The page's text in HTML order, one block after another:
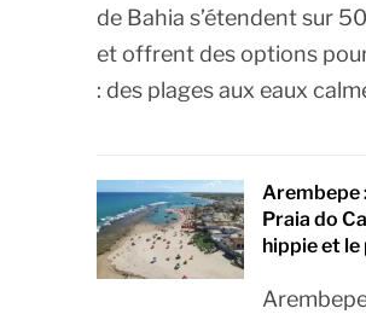
de Bahia s’étendent sur
et offrent des options
: des plages aux eaux
Arembepe
Praia do
hippie et